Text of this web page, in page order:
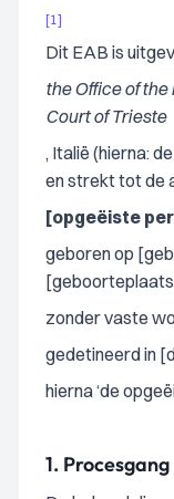
[1]
Dit EAB is
the Office of
Court of Trieste
, Italië (hierna:
en strekt tot de
[opgeëiste
geboren op
zonder vaste
gedetineerd in
hierna ‘de
1. Procesgang